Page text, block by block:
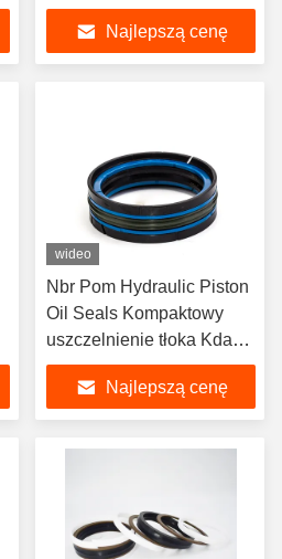
PTFE Seal 500Bar
Najlepszą cenę
wideo
Nbr Pom Hydraulic Piston
Oil Seals Kompaktowy
uszczelnienie tłoka Kdas
60 X 44 Do naprawy
maszyn Najlepszą cenę